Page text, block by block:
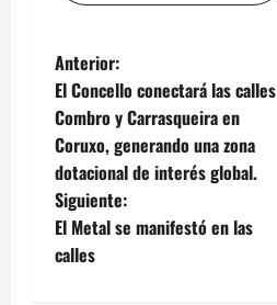
N
a
v
e
g
Anterior:
El Concello conectará las calles
Combro y Carrasqueira en
Coruxo, generando una zona
dotacional de interés global.
Siguiente:
El Metal se manifestó en las
calles